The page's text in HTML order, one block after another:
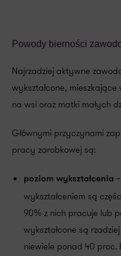
Powody bierności
Najrzadziej aktywne
wykształcone,
na wsi oraz matki małych
Głównymi przyczynami
pracy zarobkowej są:
poziom wykształcenia
wykształceniem są
90% z nich pracuje lub
wykształcone są
niewiele ponad 40 proc.